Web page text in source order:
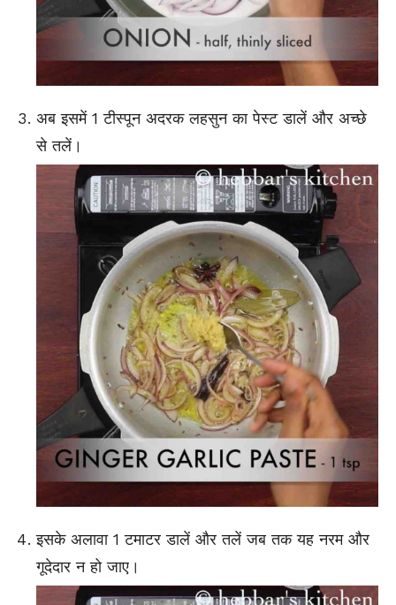
अब इसमें 1 टीस्पून अदरक लहसुन का पेस्ट डालें और अच्छे
से तलें।
इसके अलावा 1 टमाटर डालें और तलें जब तक यह नरम और
गूदेदार न हो जाए।